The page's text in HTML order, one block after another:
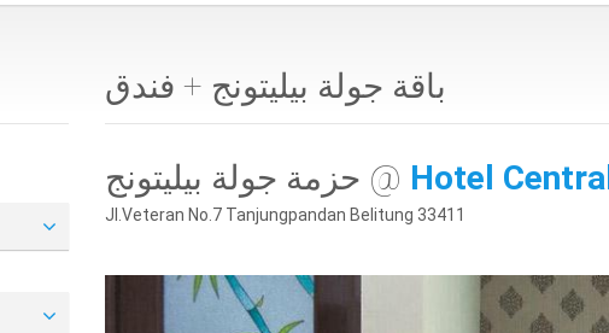
باقة جولة بيليتونج + فندق
حزمة جولة بيليتونج @ Hotel
Jl.Veteran No.7 Tanjungpandan Belitung 33411